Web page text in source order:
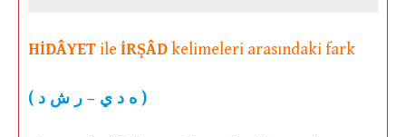
HİDÂYETile İRŞÂDkelimeleri arasındaki fark
( ه د ي – ر ش د )